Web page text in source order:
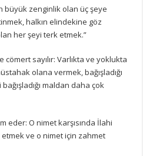
büyük zenginlik olan üç şeye
halkın elindekine göz
her şeyi terk etmek.”
sayılır: Varlıkta ve yoklukta
olana vermek, bağışladığı
maldan daha çok
eder: O nimet karşısında İlahi
ve o nimet için zahmet